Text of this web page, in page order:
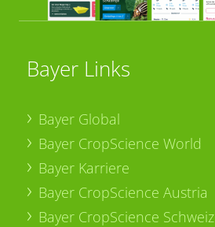
Bayer Links
Bayer Global
Bayer CropScience World
Bayer Karriere
Bayer CropScience Austria
Bayer CropScience Schweiz